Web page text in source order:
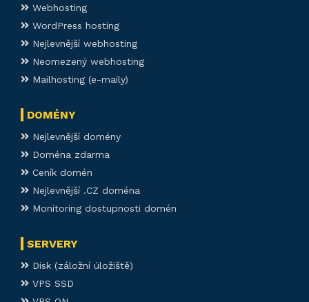
Webhosting
WordPress hosting
Nejlevnější webhosting
Neomezený webhosting
Mailhosting (e-maily)
DOMÉNY
Nejlevnější domény
Doména zdarma
Ceník domén
Nejlevnější .CZ doména
Monitoring dostupnosti domén
SERVERY
Disk (záložní úložiště)
VPS SSD